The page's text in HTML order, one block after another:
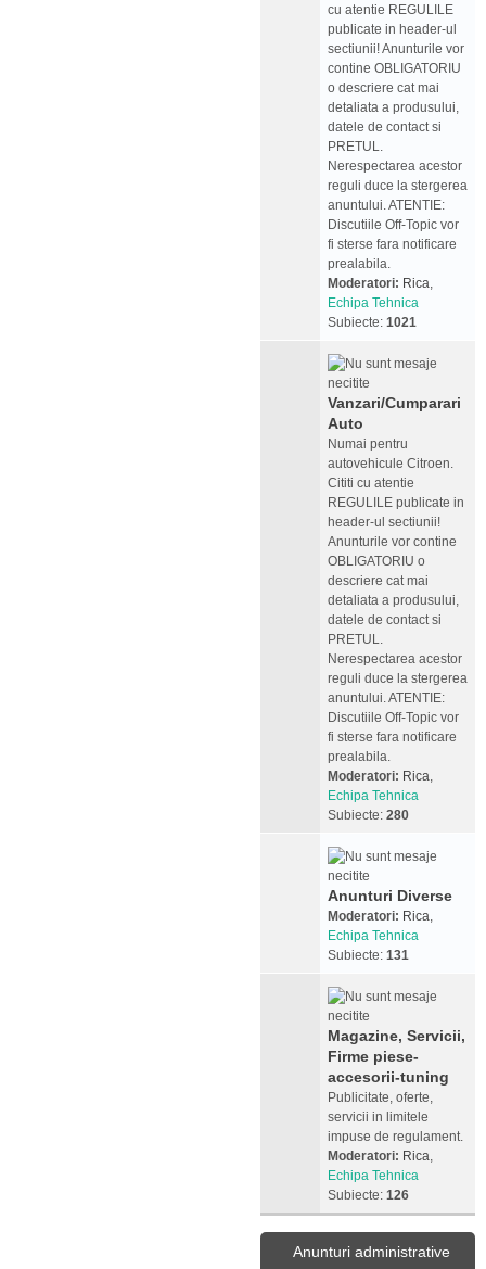
cu atentie REGULILE
publicate in header-ul
sectiunii! Anunturile vor
contine OBLIGATORIU
o descriere cat mai
detaliata a produsului,
datele de contact si
PRETUL.
Nerespectarea acestor
reguli duce la stergerea
anuntului. ATENTIE:
Discutiile Off-Topic vor
fi sterse fara notificare
prealabila.
Moderatori: Rica,
Echipa Tehnica
Subiecte: 1021
Vanzari/Cumparari
Auto
Numai pentru
autovehicule Citroen.
Cititi cu atentie
REGULILE publicate in
header-ul sectiunii!
Anunturile vor contine
OBLIGATORIU o
descriere cat mai
detaliata a produsului,
datele de contact si
PRETUL.
Nerespectarea acestor
reguli duce la stergerea
anuntului. ATENTIE:
Discutiile Off-Topic vor
fi sterse fara notificare
prealabila.
Moderatori: Rica,
Echipa Tehnica
Subiecte: 280
Anunturi Diverse
Moderatori: Rica,
Echipa Tehnica
Subiecte: 131
Magazine, Servicii,
Firme piese-
accesorii-tuning
Publicitate, oferte,
servicii in limitele
impuse de regulament.
Moderatori: Rica,
Echipa Tehnica
Subiecte: 126
Anunturi administrative